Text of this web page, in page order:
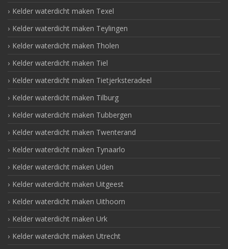
Kelder waterdicht maken Texel
Kelder waterdicht maken Teylingen
Kelder waterdicht maken Tholen
Kelder waterdicht maken Tiel
Kelder waterdicht maken Tietjerksteradeel
Kelder waterdicht maken Tilburg
Kelder waterdicht maken Tubbergen
Kelder waterdicht maken Twenterand
Kelder waterdicht maken Tynaarlo
Kelder waterdicht maken Uden
Kelder waterdicht maken Uitgeest
Kelder waterdicht maken Uithoorn
Kelder waterdicht maken Urk
Kelder waterdicht maken Utrecht